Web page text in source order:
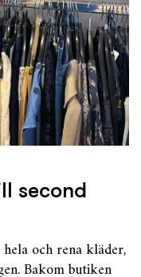
second
och rena kläder,
Bakom butiken